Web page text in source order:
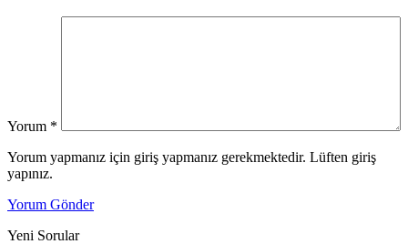
Yorum *
Yorum yapmanız için giriş yapmanız gerekmektedir. Lüften giriş
yapınız.
Yorum Gönder
Yeni Sorular